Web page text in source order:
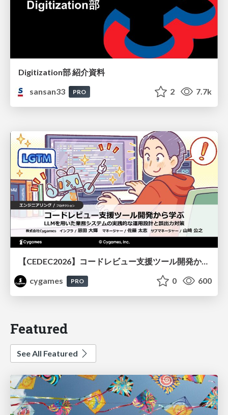
Digitization部 紹介資料
sansan33
PRO 2 7.7k
【CEDEC2026】コードレビュー支援ツール開発から学ぶ：LLMを用いた業務システムの実践的な運用設計と誤出力対策
cygames
PRO 0 600
Featured
See All Featured